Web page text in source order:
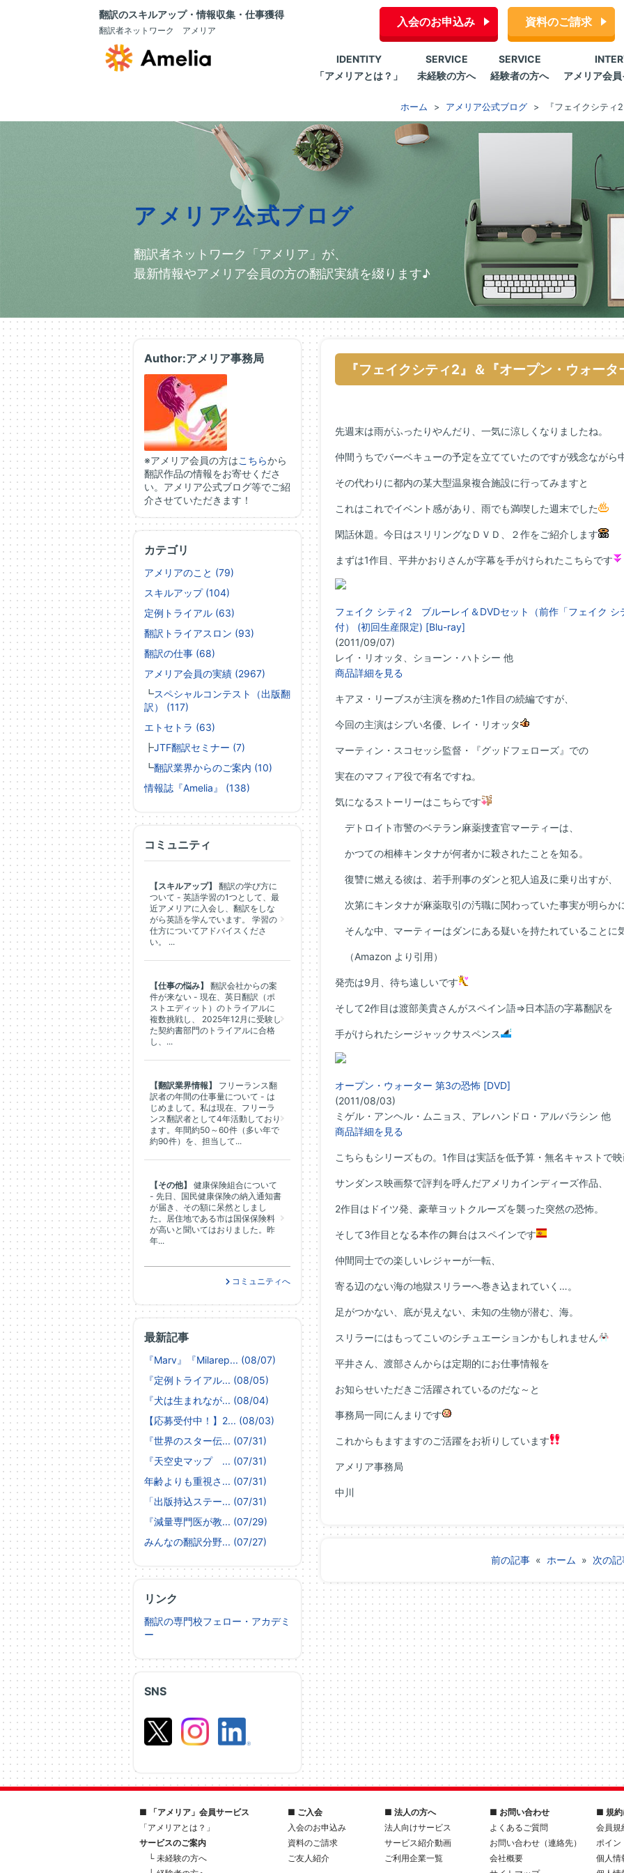
翻訳のスキルアップ・情報収集・仕事獲得
翻訳者ネットワーク アメリア
入会のお申込み 資料のご請求
IDENTITY
「アメリアとは？」
SERVICE
未経験の方へ
SERVICE
経験者の方へ
アメリア会
ホーム アメリア公式ブログ 『フェイクシテ
アメリア公式ブログ
翻訳者ネットワーク「アメリア」が、
最新情報やアメリア会員の方の翻訳実績を綴ります♪
『フェイクシティ2』＆『オープン・ウォー
先週末は雨がふったりやんだり、一気に涼しくなりましたね。
仲間うちでバーベキューの予定を立てていたのですが残念なが
その代わりに都内の某大型温泉複合施設に行ってみますと
これはこれでイベント感があり、雨でも満喫した週末でした
閑話休題。今日はスリリングなＤＶＤ、２作をご紹介します
まずは1作目、平井かおりさんが字幕を手がけられたこちらです
フェイク シティ2 ブルーレイ＆DVDセット（前作「フェイク
付） (初回生産限定) [Blu-ray]
(2011/09/07)
レイ・リオッタ、ショーン・ハトシー 他
商品詳細を見る
キアヌ・リーブスが主演を務めた1作目の続編ですが、
今回の主演はシブい名優、レイ・リオッタ
マーティン・スコセッシ監督・『グッドフェローズ』での
実在のマフィア役で有名ですね。
気になるストーリーはこちらです
デトロイト市警のベテラン麻薬捜査官マーティーは、
かつての相棒キンタナが何者かに殺されたことを知る。
復讐に燃える彼は、若手刑事のダンと犯人追及に乗り出すが、
次第にキンタナが麻薬取引の汚職に関わっていた事実が明らか
そんな中、マーティーはダンにある疑いを持たれていること
（Amazon より引用）
発売は9月、待ち遠しいです
そして2作目は渡部美貴さんがスペイン語⇒日本語の字幕翻訳を
手がけられたシージャックサスペンス
オープン・ウォーター 第3の恐怖 [DVD]
(2011/08/03)
ミゲル・アンヘル・ムニョス、アレハンドロ・アルバラシン 他
商品詳細を見る
こちらもシリーズもの。1作目は実話を低予算・無名キャストで
サンダンス映画祭で評判を呼んだアメリカインディーズ作品、
2作目はドイツ発、豪華ヨットクルーズを襲った突然の恐怖。
そして3作目となる本作の舞台はスペインです
仲間同士での楽しいレジャーが一転、
寄る辺のない海の地獄スリラーへ巻き込まれていく…。
足がつかない、底が見えない、未知の生物が潜む、海。
スリラーにはもってこいのシチュエーションかもしれません
平井さん、渡部さんからは定期的にお仕事情報を
お知らせいただきご活躍されているのだな～と
事務局一同にんまりです
これからもますますのご活躍をお祈りしています
アメリア事務局
中川
前の記事 « ホーム » 次の
Author:アメリア事務局
※アメリア会員の方はこちらから
翻訳作品の情報をお寄せくださ
い。アメリア公式ブログ等でご紹
介させていただきます！
SNS
カテゴリ
アメリアのこと (79)
スキルアップ (104)
定例トライアル (63)
翻訳トライアスロン (93)
翻訳の仕事 (68)
アメリア会員の実績 (2967)
┗スペシャルコンテスト（出版翻
訳） (117)
エトセトラ (63)
┣JTF翻訳セミナー (7)
┗翻訳業界からのご案内 (10)
情報誌『Amelia』 (138)
最新記事
『Marv』『Milarep... (08/07)
『定例トライアル... (08/05)
『犬は生まれなが... (08/04)
【応募受付中！】2... (08/03)
『世界のスター伝... (07/31)
『天空史マップ ... (07/31)
年齢よりも重視さ... (07/31)
「出版持込ステー... (07/31)
『減量専門医が教... (07/29)
みんなの翻訳分野... (07/27)
リンク
翻訳の専門校フェロー・アカデミ
ー
コミュニティ
【スキルアップ】
翻訳の学び方に
ついて - 英語学習の1つとして、最
近アメリアに入会し、翻訳をしな
がら英語を学んでいます。 学習の
仕方についてアドバイスくださ
い。 ...
【仕事の悩み】
翻訳会社からの案
件が来ない - 現在、英日翻訳（ポ
ストエディット）のトライアルに
複数挑戦し、 2025年12月に受験し
た契約書部門のトライアルに合格
し、...
【翻訳業界情報】
フリーランス翻
訳者の年間の仕事量について - は
じめまして。私は現在、フリーラ
ンス翻訳者として4年活動しており
ます。年間約50～60件（多い年で
約90件）を、担当して...
【その他】
健康保険組合について
- 先日、国民健康保険の納入通知書
が届き、その額に呆然としまし
た。居住地である市は国保保険料
が高いと聞いてはおりました。昨
年...
コミュニティへ
■ 「アメリア」会員サービス
「アメリアとは？」
サービスのご案内
└ 未経験の方へ
■ ご入会
入会のお申込み
資料のご請求
ご友人紹介
■ 法人の方へ
法人向けサービス
サービス紹介動画
ご利用企業一覧
■ お問い合わせ
よくあるご質問
お問い合わせ（連絡先）
会社概要
■ 規約
会員規
ポイン
個人情